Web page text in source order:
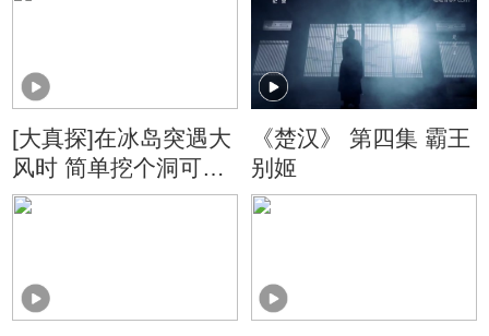
慧
[大真探]在冰岛突遇大
风时 简单挖个洞可躲
避捡条命
《楚汉》 第四集 霸王
别姬